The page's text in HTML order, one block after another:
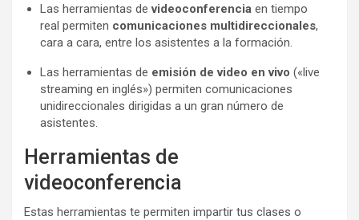
Las herramientas devideoconferencia en tiempo
real permiten comunicaciones multidireccionales,
cara a cara, entre los asistentes a la formación.
Las herramientas de emisión de video en vivo («live
streaming en inglés») permiten comunicaciones
unidireccionales dirigidas a un gran número de
asistentes.
Herramientas de
videoconferencia
Estas herramientas te permiten impartir tus clases o